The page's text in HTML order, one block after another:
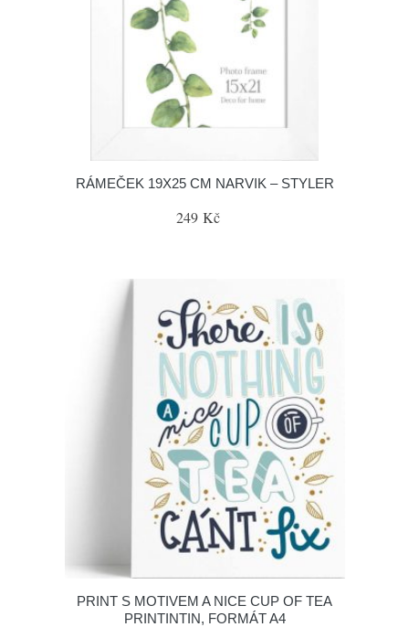
RÁMEČEK 19X25 CM NARVIK – STYLER
249 Kč
PRINT S MOTIVEM A NICE CUP OF TEA
PRINTINTIN, FORMÁT A4